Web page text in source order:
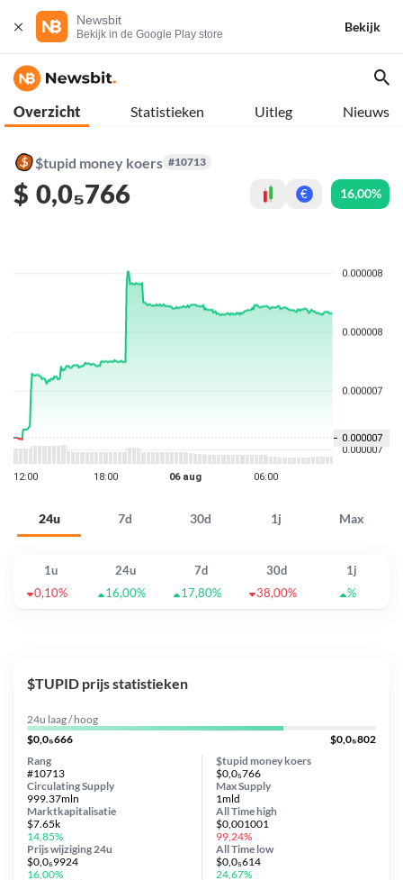
Newsbit
Bekijk in de Google Play store
Bekijk
Overzicht Statistieken Uitleg Nieuws
$tupid money koers #10713
$ 0,0₅766 € 16,00%
24u 7d 30d 1j Max
1u 24u 7d 30d
1j
0,10%
16,00% 17,80% 38,00% %
$TUPID prijs statistieken
24u laag / hoog
$0,0₅666
$0,0₅802
$tupid money koers
$0,0₅766
Circulating Supply
999.37mln
Prijs wijziging 24u
$0,0₆9924
16,00%
Max Supply
1mld
Marktkapitalisatie
$7.65k
14,85%
Rang
#10713
All Timehigh
$0,001001
99,24%
All Time low
$0,0₅614
24,67%